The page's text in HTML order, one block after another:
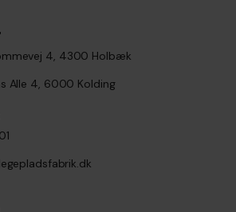
4, 4300 Holbæk
Alle 4, 6000 Kolding